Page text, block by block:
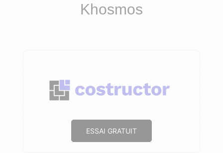
Khosmos
ESSAI GRATUIT